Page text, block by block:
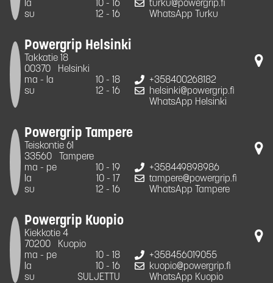
la
10 - 16
su
12 - 16
turku@powergrip.fi
WhatsApp Turku
Powergrip Helsinki
Takkatie 18
00370
Helsinki
ma - la
10 - 18
su
12 - 16
+358400268182
helsinki@powergrip.fi
WhatsApp Helsinki
Powergrip Tampere
Teiskontie 61
33560
Tampere
ma - pe
10 - 19
la
10 - 17
su
12 - 16
+358449898986
tampere@powergrip.fi
WhatsApp Tampere
Powergrip Kuopio
Kiekkotie 4
70200
Kuopio
ma - pe
10 - 18
la
10 - 16
su
SULJETTU
+358456019055
kuopio@powergrip.fi
WhatsApp Kuopio